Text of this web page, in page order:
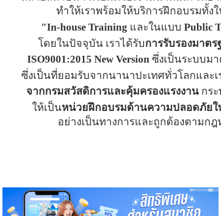
ทำให้เราพร้อมให้บริการฝึกอบรมทั้ง
"In-house Training และในแบบ Public
โดยในปัจจุบัน เราได้รับการรับรองมาต
ISO9001:2015 New Version ซึ่งเป็นระบบม
ซึ่งเป็นที่ยอมรับจากนานาปะเทศทั่วโลกและเ
จากกรมสวัสดิการและคุ้มครองแรงงานกระ
ให้เป็นหน่วยฝึกอบรมด้านความปลอดภัยใ
อย่างเป็นทางการและถูกต้องตามก